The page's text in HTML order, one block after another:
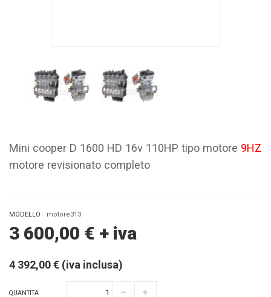
Mini cooper D 1600 HD 16v 110HP tipo motore 9HZ
motore revisionato completo
MODELLO motore313
3 600,00 € + iva
4 392,00 € (iva inclusa)
QUANTITA